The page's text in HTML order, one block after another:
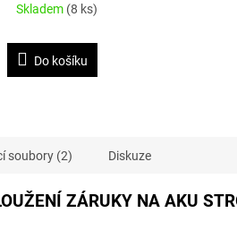
Skladem (8 ks)
Do košíku
soubory (2) Diskuze
ZÁRUKY NA AKU